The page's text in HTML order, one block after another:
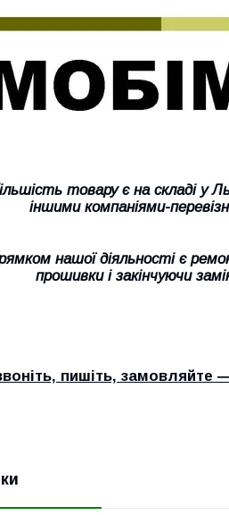
товару є на складі у
іншими компаніями-
нашої діяльності є
прошивки і закінчуючи
пишіть,